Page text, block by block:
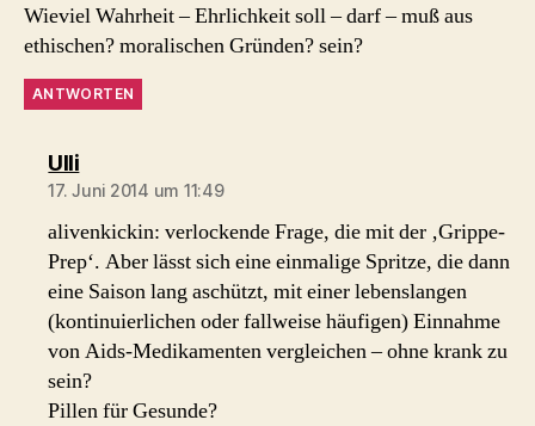
Wieviel Wahrheit – Ehrlichkeit soll – darf – muß aus
ethischen? moralischen Gründen? sein?
ANTWORTEN
Ullisagt:
17. Juni 2014 um 11:49
alivenkickin: verlockende Frage, die mit der ‚Grippe-
Prep‘. Aber lässt sich eine einmalige Spritze, die dann
eine Saison lang aschützt, mit einer lebenslangen
(kontinuierlichen oder fallweise häufigen) Einnahme
von Aids-Medikamenten vergleichen – ohne krank zu
sein?
Pillen für Gesunde?